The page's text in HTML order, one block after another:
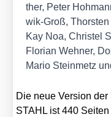
ther, Peter
wik-Groß,
Kay Noa, Chris­tel
Flo­ri­an Weh­ner,
Mario Stein­metz
Die neue Ver­si­on
STAHL ist 440 Sei­ten